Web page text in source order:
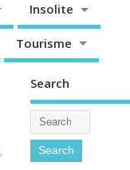
Insolite
Tourisme
,
Search